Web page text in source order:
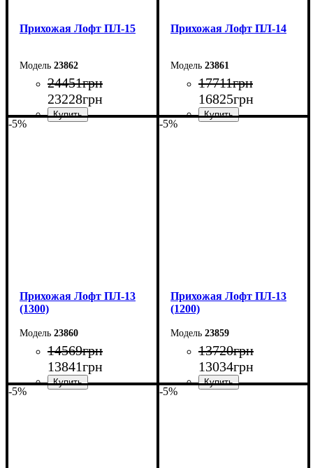
Прихожая Лофт ПЛ-15
23862
24451грн
23228грн
Прихожая Лофт ПЛ-14
23861
17711грн
16825грн
-5%
Прихожая Лофт ПЛ-13
(1300)
23860
14569грн
13841грн
-5%
Прихожая Лофт ПЛ-13
(1200)
23859
13720грн
13034грн
-5% -5%